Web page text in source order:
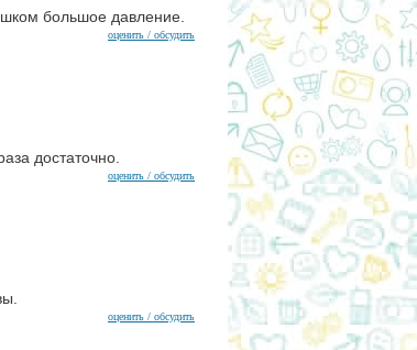
большое давление.
оценить / обсудить
достаточно.
оценить / обсудить
оценить / обсудить